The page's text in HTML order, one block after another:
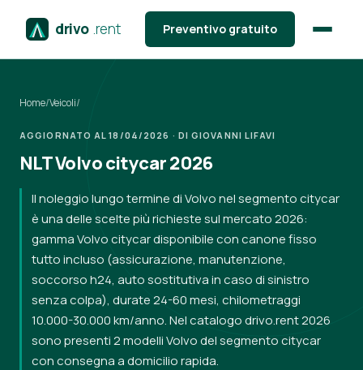
drivo .rent Preventivo gratuito
Home/Veicoli/
AGGIORNATO AL 18/04/2026 · DI GIOVANNI LIFAVI
NLT Volvo citycar 2026
Il noleggio lungo termine di Volvo nel segmento citycar
è una delle scelte più richieste sul mercato 2026:
gamma Volvo citycar disponibile con canone fisso
tutto incluso (assicurazione, manutenzione,
soccorso h24, auto sostitutiva in caso di sinistro
senza colpa), durate 24-60 mesi, chilometraggi
10.000-30.000 km/anno. Nel catalogo drivo.rent 2026
sono presenti 2 modelli Volvo del segmento citycar
con consegna a domicilio rapida.